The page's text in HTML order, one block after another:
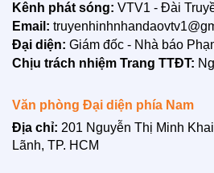
LIÊN HỆ
Kênh phát sóng: VTV1 - Đài
Email:
Đại diện: Giám đốc - Nhà báo
Chịu trách nhiệm Trang TTĐT:
Văn phòng Đại diện phía Nam
Địa chỉ: 201 Nguyễn Thị Minh
Lãnh, TP. HCM